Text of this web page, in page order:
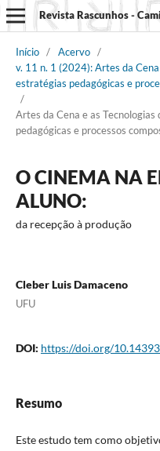
Revista Rascunhos -
Início / Acervo /
v. 11 n. 1 (2024): Artes da
estratégias pedagógicas e
/
Artes da Cena e as
pedagógicas e processos
O CINEMA NA
ALUNO:
da recepção à produção
Cleber Luis Damaceno
UFU
DOI: https://doi.org/
Resumo
Este estudo tem como